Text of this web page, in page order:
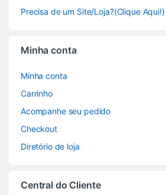
Precisa de um Site/Loja?(Clique Aqui!)
Minha conta
Minha conta
Carrinho
Acompanhe seu pedido
Checkout
Diretório de loja
Central do Cliente